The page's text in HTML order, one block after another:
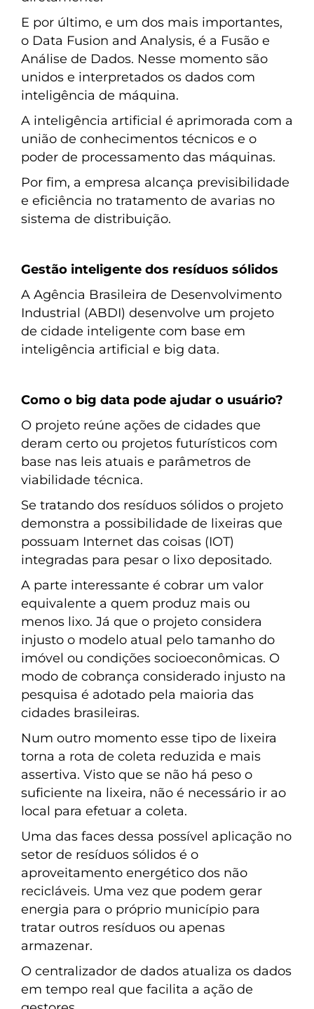
E por último, e um dos mais importantes,
o Data Fusion and Analysis, é a Fusão e
Análise de Dados. Nesse momento são
unidos e interpretados os dados com
inteligência de máquina.
A inteligência artificial é aprimorada com a
união de conhecimentos técnicos e o
poder de processamento das máquinas.
Por fim, a empresa alcança previsibilidade
e eficiência no tratamento de avarias no
sistema de distribuição.
Gestão inteligente dos resíduos sólidos
A Agência Brasileira de Desenvolvimento
Industrial (ABDI) desenvolve um projeto
de cidade inteligente com base em
inteligência artificial e big data.
Como o big data pode ajudar o usuário?
O projeto reúne ações de cidades que
deram certo ou projetos futurísticos com
base nas leis atuais e parâmetros de
viabilidade técnica.
Se tratando dos resíduos sólidos o projeto
demonstra a possibilidade de lixeiras que
possuam Internet das coisas (IOT)
integradas para pesar o lixo depositado.
A parte interessante é cobrar um valor
equivalente a quem produz mais ou
menos lixo. Já que o projeto considera
injusto o modelo atual pelo tamanho do
imóvel ou condições socioeconômicas. O
modo de cobrança considerado injusto na
pesquisa é adotado pela maioria das
cidades brasileiras.
Num outro momento esse tipo de lixeira
torna a rota de coleta reduzida e mais
assertiva. Visto que se não há peso o
suficiente na lixeira, não é necessário ir ao
local para efetuar a coleta.
Uma das faces dessa possível aplicação no
setor de resíduos sólidos é o
aproveitamento energético dos não
recicláveis. Uma vez que podem gerar
energia para o próprio município para
tratar outros resíduos ou apenas
armazenar.
O centralizador de dados atualiza os dados
em tempo real que facilita a ação de